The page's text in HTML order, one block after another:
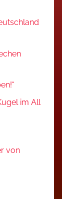
im All
von